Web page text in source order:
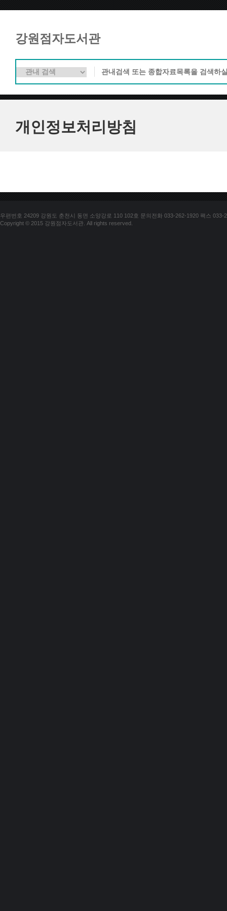
강원점자도서관
개인정보처리방침
우편번호 24209 강원도 춘천시 동면 소양강로 110 102호 문의전화 033-262-1920 팩스 033-
Copyright © 2015 강원점자도서관. All rights reserved.